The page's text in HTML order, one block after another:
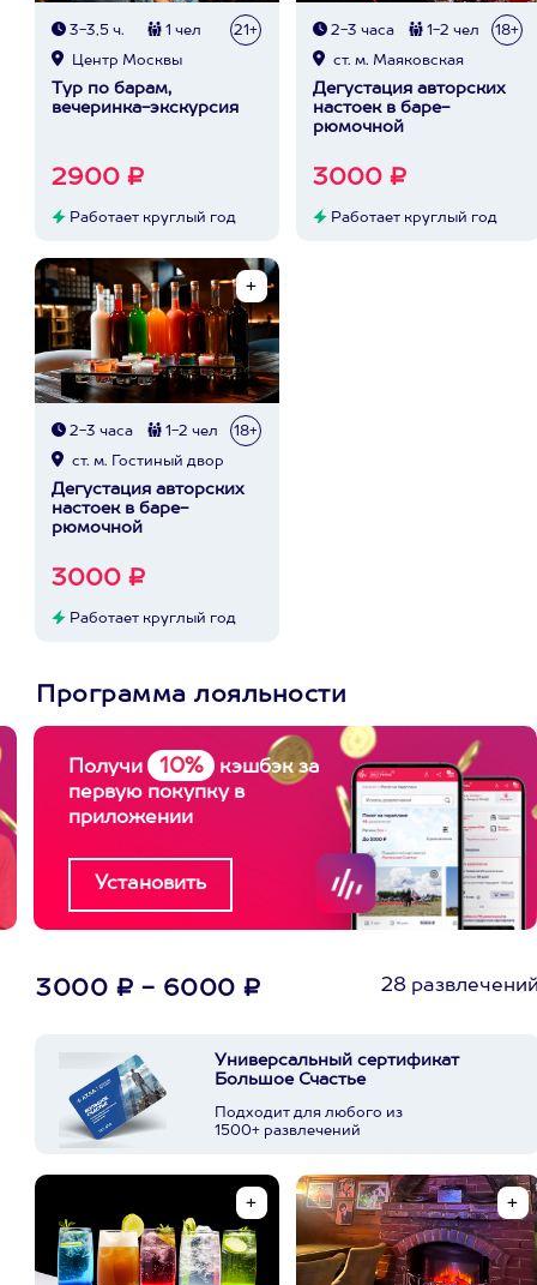
3-3,5 ч. 1 чел 21+
Центр Москвы
Тур по барам,
вечеринка-экскурсия
2900 ₽
Работает круглый год
2-3 часа 1-2 чел 18+
ст. м. Маяковская
Дегустация авторских
настоек в баре-
рюмочной
3000 ₽
Работает круглый год
2-3 часа 1-2 чел 18+
ст. м. Гостиный двор
Дегустация авторских
настоек в баре-
рюмочной
3000 ₽
Работает круглый год
Программа лояльности
Получи 10%
кэшбэк за
первую покупку в
приложении
3000 ₽ - 6000 ₽ 28
Универсальный сертификат
Большое Счастье
Подходит для любого из
1500+ развлечений